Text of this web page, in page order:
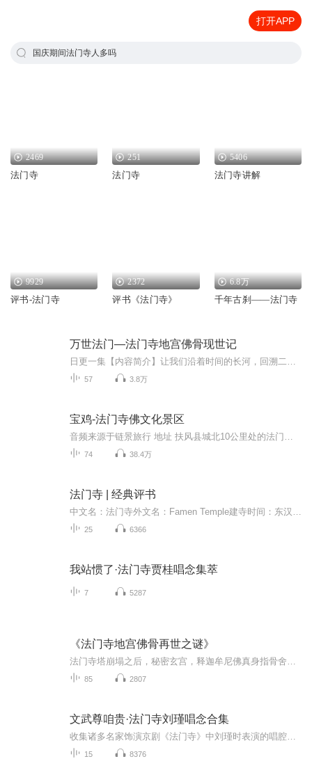
打开APP
国庆期间法门寺人多吗
2469
法门寺
251
法门寺
5406
法门寺讲解
9929
评书-法门寺
2372
评书《法门寺》
6.8万
千年古刹——法门寺
万世法门—法门寺地宫佛骨现世记
57 3.8万
宝鸡-法门寺佛文化景区
74 38.4万
法门寺 | 经典评书
25 6366
我站惯了·法门寺贾桂唱念集萃
7 5287
《法门寺地宫佛骨再世之谜》
85 2807
文武尊咱贵·法门寺刘瑾唱念合集
15 8376